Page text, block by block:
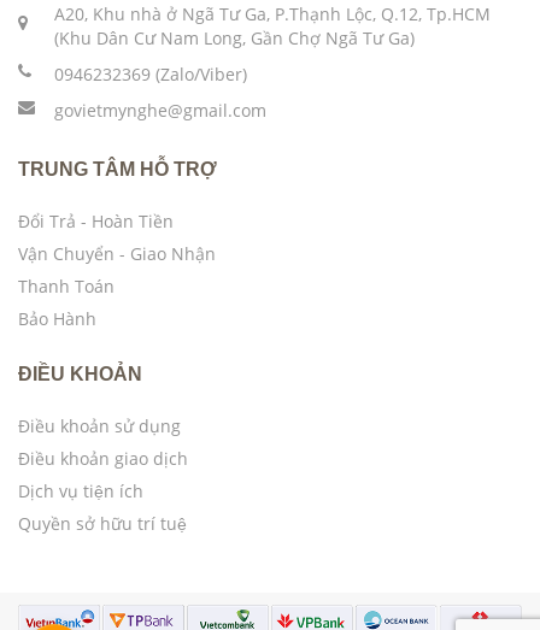
A20, Khu nhà ở Ngã Tư Ga, P.Thạnh Lộc, Q.12, Tp.HCM
(Khu Dân Cư Nam Long, Gần Chợ Ngã Tư Ga)
0946232369 (Zalo/Viber)
govietmynghe@gmail.com
TRUNG TÂM HỖ TRỢ
Đổi Trả - Hoàn Tiền
Vận Chuyển - Giao Nhận
Thanh Toán
Bảo Hành
ĐIỀU KHOẢN
Điều khoản sử dụng
Điều khoản giao dịch
Dịch vụ tiện ích
Quyền sở hữu trí tuệ